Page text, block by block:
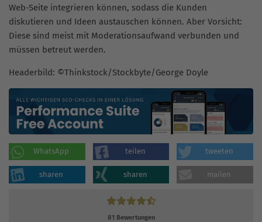
Web-Seite integrieren können, sodass die Kunden
diskutieren und Ideen austauschen können. Aber Vorsicht:
Diese sind meist mit Moderationsaufwand verbunden und
müssen betreut werden.
Headerbild: ©Thinkstock/Stockbyte/George Doyle
WhatsApp teilen tweeten
sharen sharen mailen
81 Bewertungen